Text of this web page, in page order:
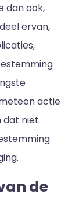
dan ook,
ervan,
actie
dat niet
de